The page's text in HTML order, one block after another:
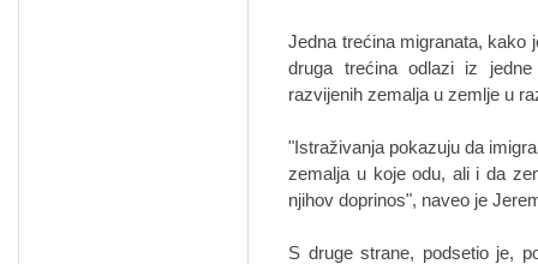
Jedna trećina migranata, kako
druga trećina odlazi iz
razvijenih zemalja u zemlje u
"Istraživanja pokazuju da
zemalja u koje odu, ali i da
njihov doprinos", naveo je
S druge strane, podsetio je,